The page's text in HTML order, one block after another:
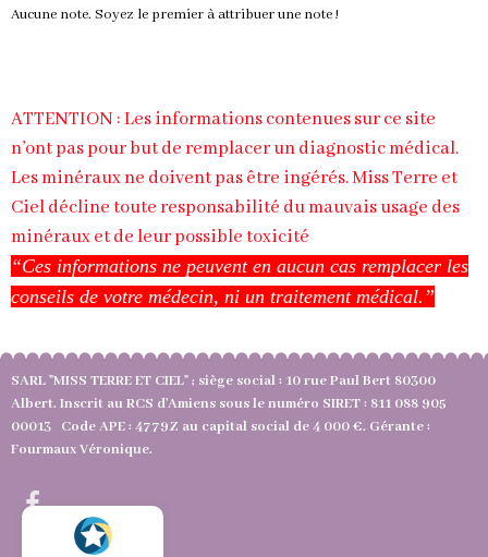
Aucune note. Soyez le premier à attribuer une note !
ATTENTION : Les informations contenues sur ce site
n’ont pas pour but de remplacer un diagnostic médical.
Les minéraux ne doivent pas être ingérés. Miss Terre et
Ciel décline toute responsabilité du mauvais usage des
minéraux et de leur possible toxicité
“Ces informations ne peuvent en aucun cas remplacer les
conseils de votre médecin, ni un traitement médical.”
SARL "MISS TERRE ET CIEL" ; siège social : 10 rue Paul Bert 80300
Albert. Inscrit au RCS d'Amiens sous le numéro SIRET : 811 088 905
00013 Code APE : 4779Z au capital social de 4 000 €. Gérante :
Fourmaux Véronique.